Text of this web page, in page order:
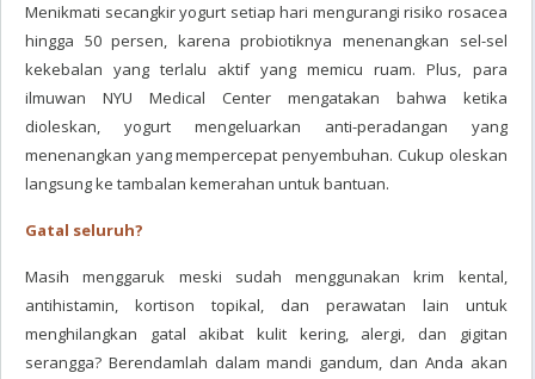
Menikmati secangkir yogurt setiap hari mengurangi risiko rosacea
hingga 50 persen, karena probiotiknya menenangkan sel-sel
kekebalan yang terlalu aktif yang memicu ruam. Plus, para
ilmuwan NYU Medical Center mengatakan bahwa ketika
dioleskan, yogurt mengeluarkan anti-peradangan yang
menenangkan yang mempercepat penyembuhan. Cukup oleskan
langsung ke tambalan kemerahan untuk bantuan.
Gatal seluruh?
Masih menggaruk meski sudah menggunakan krim kental,
antihistamin, kortison topikal, dan perawatan lain untuk
menghilangkan gatal akibat kulit kering, alergi, dan gigitan
serangga? Berendamlah dalam mandi gandum, dan Anda akan